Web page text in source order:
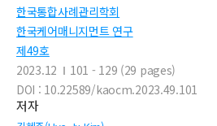
한국통합사례관리학회
한국케어매니지먼트 연구
제49호
2023.12
101 - 129 (29 pages)
DOI : 10.22589/kaocm.2023.49.101
저자